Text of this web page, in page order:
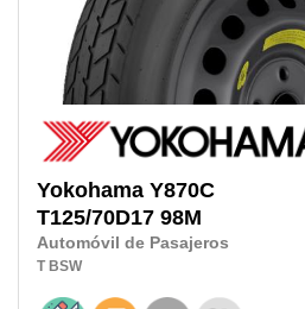
Yokohama Y870C
T125/70D17 98M
Automóvil de Pasajeros
T BSW